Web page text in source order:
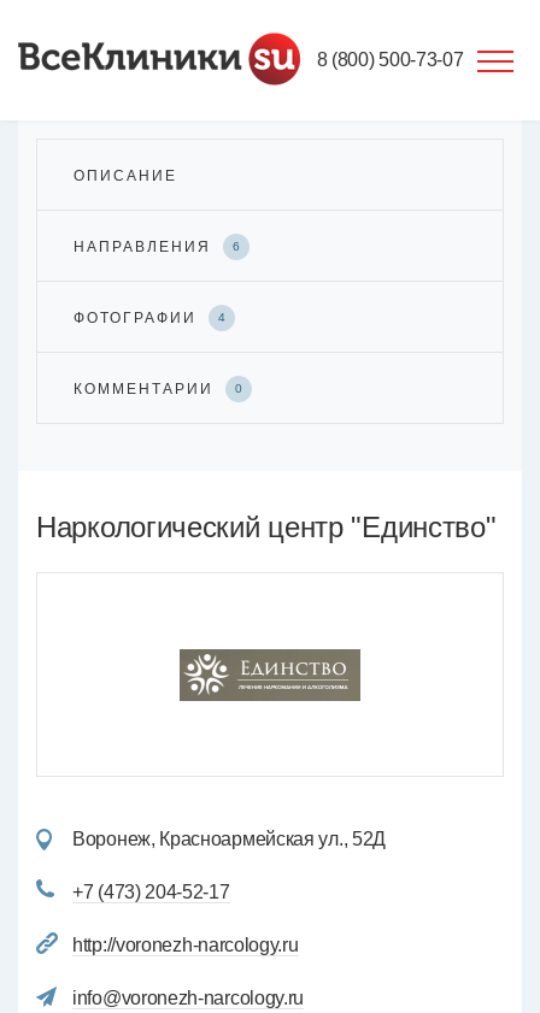
8 (800) 500-73-07
ОПИСАНИЕ
НАПРАВЛЕНИЯ 6
ФОТОГРАФИИ 4
КОММЕНТАРИИ 0
Наркологический центр "Единство"
Воронеж, Красноармейская ул., 52Д
+7 (473) 204-52-17
http://voronezh-narcology.ru
info@voronezh-narcology.ru